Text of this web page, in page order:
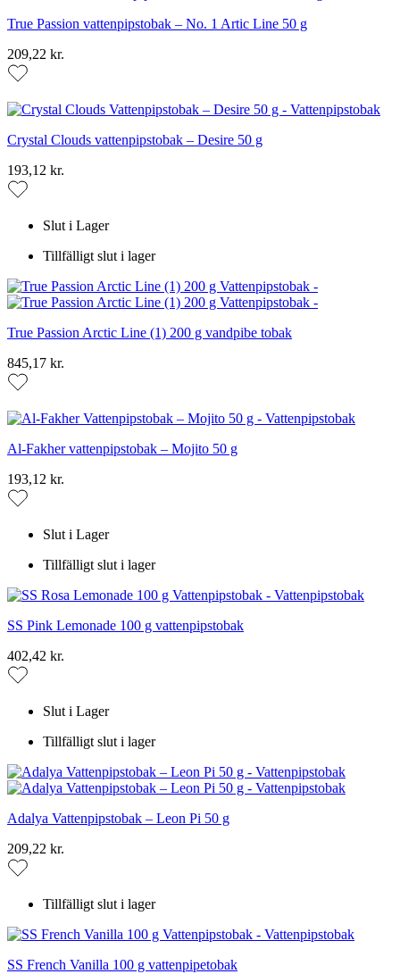
True Passion vattenpipstobak – No. 1 Artic Line 50 g
209,22 kr.
Crystal Clouds vattenpipstobak – Desire 50 g
193,12 kr.
Slut i Lager
Tillfälligt slut i lager
True Passion Arctic Line (1) 200 g vandpibe tobak
845,17 kr.
Al-Fakher vattenpipstobak – Mojito 50 g
193,12 kr.
Slut i Lager
Tillfälligt slut i lager
SS Pink Lemonade 100 g vattenpipstobak
402,42 kr.
Slut i Lager
Tillfälligt slut i lager
Adalya Vattenpipstobak – Leon Pi 50 g
209,22 kr.
Tillfälligt slut i lager
SS French Vanilla 100 g vattenpipetobak